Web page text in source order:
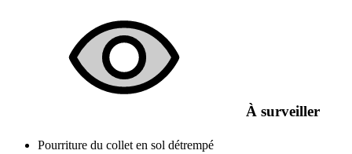
À surveiller
Pourriture du collet en sol détrempé